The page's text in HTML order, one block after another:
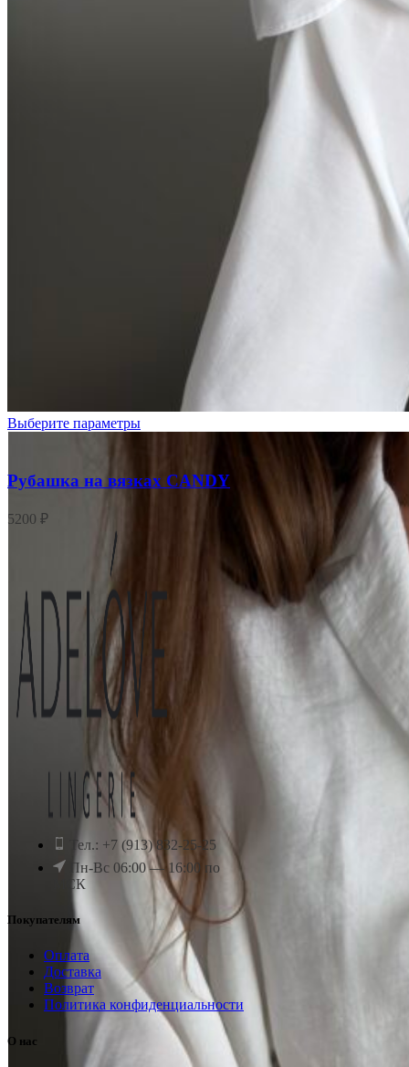
Выберите параметры
Рубашка на вязках CANDY
5200 ₽
Тел.: +7 (913) 832-25-25
Пн-Вс 06:00 — 16:00 по
МСК
Покупателям
Оплата
Доставка
Возврат
Политика конфиденциальности
О нас